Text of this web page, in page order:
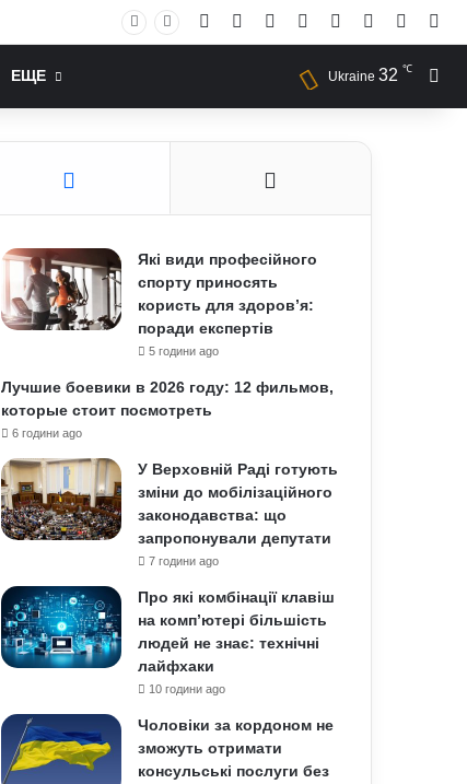
Facebook YouTubeInstagram
RSS Log In
ЕЩЕ Ukraine 32 ℃
Які види професійного
спорту приносять
користь для здоров’я:
поради експертів
5 години ago
Лучшие боевики в 2026 году: 12 фильмов,
которые стоит посмотреть
6 години ago
У Верховній Раді готують
зміни до мобілізаційного
законодавства: що
запропонували депутати
7 години ago
Про які комбінації клавіш
на комп’ютері більшість
людей не знає: технічні
лайфхаки
10 години ago
Чоловіки за кордоном не
зможуть отримати
консульські послуги без